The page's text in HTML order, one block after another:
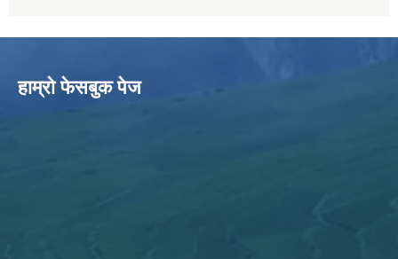
हाम्राे फेसबुक पेज